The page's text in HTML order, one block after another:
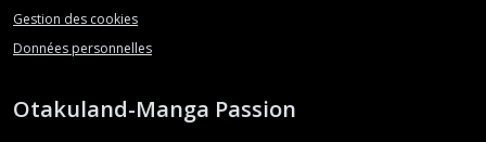
Gestion des cookies
Données personnelles
Otakuland-Manga Passion